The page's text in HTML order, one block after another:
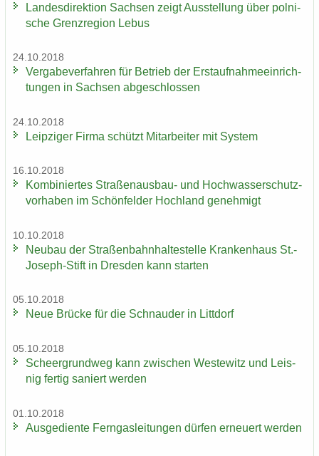
Lan­des­di­rek­ti­on Sach­sen zeigt Aus­stel­lung über pol­ni­
sche Grenz­re­gi­on Lebus
24.10.2018
Ver­ga­be­ver­fah­ren für Be­trieb der Erst­auf­nah­me­ein­rich­
tun­gen in Sach­sen ab­ge­schlos­sen
24.10.2018
Leip­zi­ger Firma schützt Mit­ar­bei­ter mit Sys­tem
16.10.2018
Kom­bi­nier­tes Straßenausbau-​ und Hoch­was­ser­schutz­
vor­ha­ben im Schön­fel­der Hoch­land ge­neh­migt
10.10.2018
Neu­bau der Stra­ßen­bahn­hal­te­stel­le Kran­ken­haus St.-​
Joseph-Stift in Dres­den kann star­ten
05.10.2018
Neue Brü­cke für die Schnau­der in Litt­dorf
05.10.2018
Scheergrund­weg kann zwi­schen Wes­te­witz und Leis­
nig fer­tig sa­niert wer­den
01.10.2018
Aus­ge­dien­te Fern­gas­lei­tun­gen dür­fen er­neu­ert wer­den